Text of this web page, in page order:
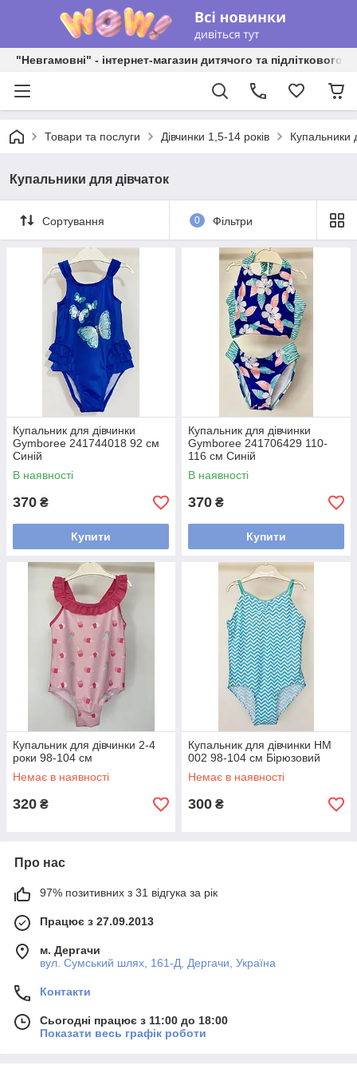
"Невгамовні" - інтернет-магазин дитячого та підліткового
Товари та послуги Дівчинки 1,5-14 років Купальники
Купальники для дівчаток
Сортування 0 Фільтри
Купальник для дівчинки
Gymboree 241744018 92 см
Синій
В наявності
370 ₴
Купити
Купальник для дівчинки
Gymboree 241706429 110-
116 см Синій
В наявності
370 ₴
Купити
Купальник для дівчинки 2-4
роки 98-104 см
Немає в наявності
320 ₴
Купальник для дівчинки HM
002 98-104 см Бірюзовий
Немає в наявності
300 ₴
Про нас
97% позитивних з 31 відгука за рік
Працює з 27.09.2013
м. Дергачи
вул. Сумський шлях, 161-Д, Дергачи, Україна
Контакти
Сьогодні працює з 11:00 до 18:00
Показати весь графік роботи